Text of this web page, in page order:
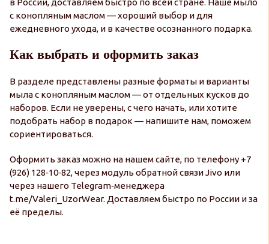
в России, доставляем быстро по всей стране. Наше мыло
с конопляным маслом — хороший выбор и для
ежедневного ухода, и в качестве осознанного подарка.
Как выбрать и оформить заказ
В разделе представлены разные форматы и варианты
мыла с конопляным маслом — от отдельных кусков до
наборов. Если не уверены, с чего начать, или хотите
подобрать набор в подарок — напишите нам, поможем
сориентироваться.
Оформить заказ можно на нашем сайте, по телефону +7
(926) 128‑10‑82, через модуль обратной связи Jivo или
через нашего Telegram‑менеджера
t.me/Valeri_UzorWear. Доставляем быстро по России и за
её пределы.